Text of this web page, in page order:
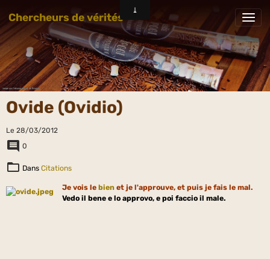
Chercheurs de vérités
Ovide (Ovidio)
Le 28/03/2012
0
Dans Citations
Je vois le bien et je l'approuve, et puis je fais le mal.
Vedo il bene e lo approvo, e poi faccio il male.